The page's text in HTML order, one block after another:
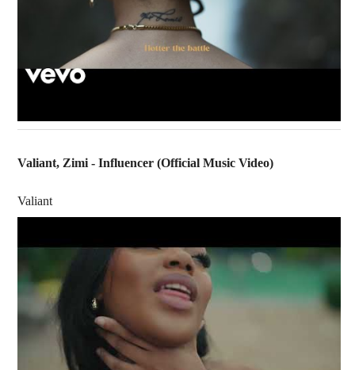
Valiant, Zimi - Influencer (Official Music Video)
Valiant